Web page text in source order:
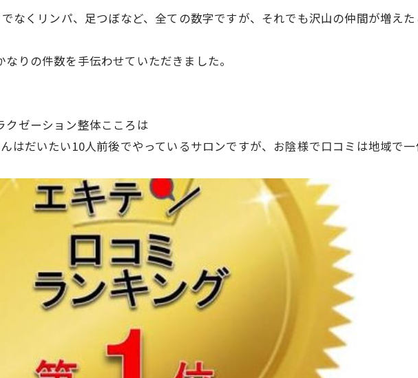
なくリンパ、足つぼなど、 全ての数字ですが、それでも沢山の仲間が増えた
りの件数を手伝わせていただきました。
クゼーション整体こころは
はだいたい10人前後でやっているサロンですが、お陰様で口コミは地域で一
資料請求・お問い合わせ